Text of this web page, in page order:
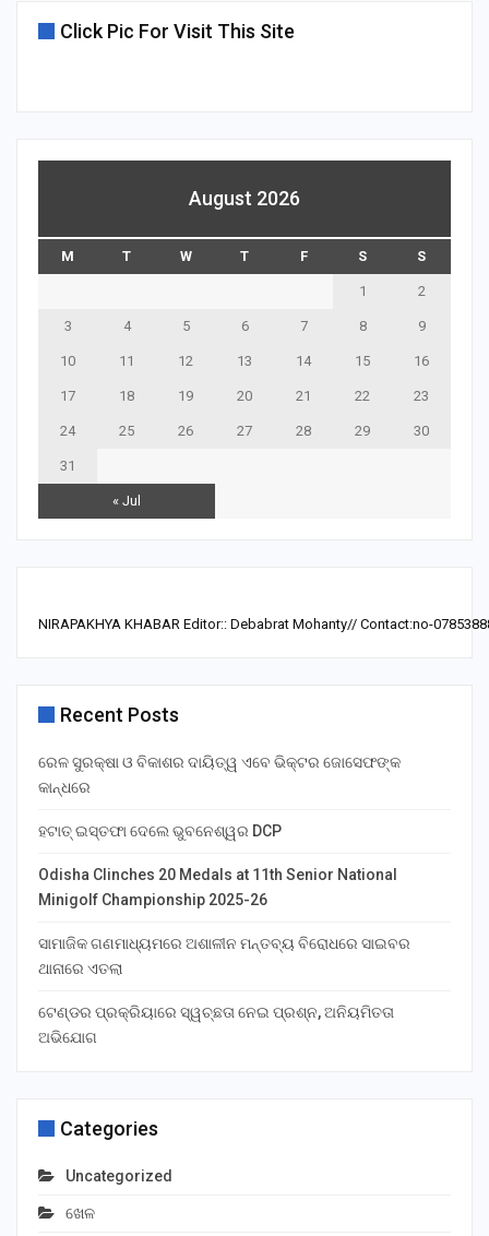
Click Pic For Visit This Site
August 2026
M T W T F S S
« Jul
1 2
3 4 5 6 7 8 9
10 11 12 13 14 15 16
17 18 19 20 21 22 23
24 25 26 27 28 29 30
31
NIRAPAKHYA KHABAR Editor:: Debabrat Mohanty// Contact:no-
Recent Posts
ରେଳ ସୁରକ୍ଷା ଓ ବିକାଶର ଦାୟିତ୍ୱ ଏବେ ଭିକ୍ଟର ଜୋସେଫଙ୍କ
କାନ୍ଧରେ
ହଟାତ୍ ଇସ୍ତଫା ଦେଲେ ଭୁବନେଶ୍ୱର DCP
Odisha Clinches 20 Medals at 11th Senior National
Minigolf Championship 2025-26
ସାମାଜିକ ଗଣମାଧ୍ୟମରେ ଅଶାଳୀନ ମନ୍ତବ୍ୟ ବିରୋଧରେ ସାଇବର
ଥାନାରେ ଏତଲା
ଟେଣ୍ଡର ପ୍ରକ୍ରିୟାରେ ସ୍ୱଚ୍ଛତା ନେଇ ପ୍ରଶ୍ନ, ଅନିୟମିତତା
ଅଭିଯୋଗ
Categories
Uncategorized
ଖେଳ